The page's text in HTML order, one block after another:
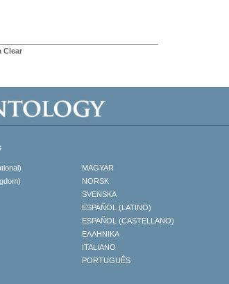
Clear
MAGYAR
NORSK
SVENSKA
ESPAÑOL (LATINO)
ESPAÑOL (CASTELLANO)
ΕΛΛΗΝΙΚA
ITALIANO
PORTUGUÊS